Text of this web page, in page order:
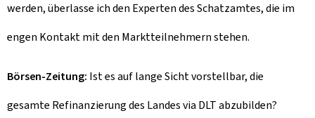
werden, überlasse ich den Experten des Schatzamtes, die im
engen Kontakt mit den Marktteilnehmern stehen.
Börsen-Zeitung: Ist es auf lange Sicht vorstellbar, die
gesamte Refinanzierung des Landes via DLT abzubilden?